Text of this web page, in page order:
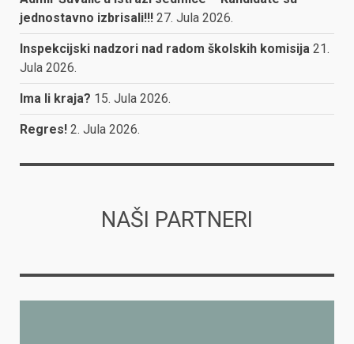
jednostavno izbrisali!!! 27. Jula 2026.
Inspekcijski nadzori nad radom školskih komisija 21.
Jula 2026.
Ima li kraja? 15. Jula 2026.
Regres! 2. Jula 2026.
NAŠI PARTNERI